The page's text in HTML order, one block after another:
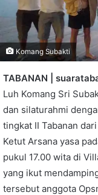
Komang Subakti
TABANAN |
Luh Komang Sri
dan silaturahmi
tingkat II Tabanan
Ketut Arsana yasa
pukul 17.00 wita di
yang ikut
tersebut anggota